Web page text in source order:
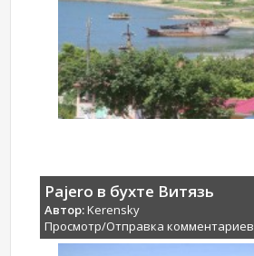
Pajero в бухте Витязь
Автор:Kerensky
Просмотр/Отправка комментариев